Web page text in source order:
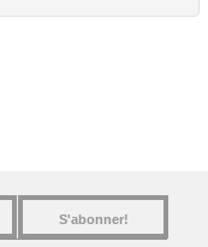
S'abonner!